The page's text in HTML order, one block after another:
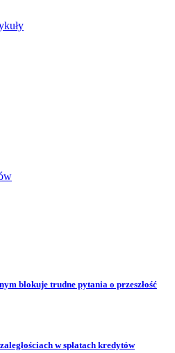
blokuje trudne pytania o przeszłość
w spłatach kredytów